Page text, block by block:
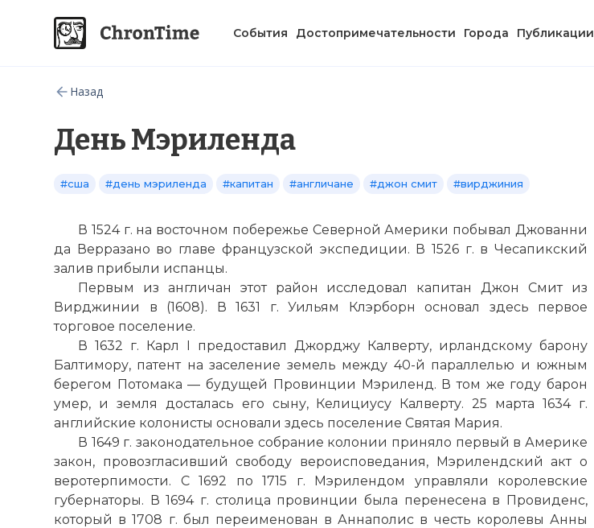
События Достопримечательности Города Публикации
Назад
День Мэриленда
#сша #день мэриленда #капитан #англичане #джон смит #вирджиния
В 1524 г. на восточном побережье Северной Америки побывал Джованни
да Верразано во главе французской экспедиции. В 1526 г. в Чесапикский
залив прибыли испанцы.
Первым из англичан этот район исследовал капитан Джон Смит из
Вирджинии в (1608). В 1631 г. Уильям Клэрборн основал здесь первое
торговое поселение.
В 1632 г. Карл I предоставил Джорджу Калверту, ирландскому барону
Балтимору, патент на заселение земель между 40-й параллелью и южным
берегом Потомака — будущей Провинции Мэриленд. В том же году барон
умер, и земля досталась его сыну, Келициусу Калверту. 25 марта 1634 г.
английские колонисты основали здесь поселение Святая Мария.
В 1649 г. законодательное собрание колонии приняло первый в Америке
закон, провозгласивший свободу вероисповедания, Мэрилендский акт о
веротерпимости. С 1692 по 1715 г. Мэрилендом управляли королевские
губернаторы. В 1694 г. столица провинции была перенесена в Провиденс,
который в 1708 г. был переименован в Аннаполис в честь королевы Анны